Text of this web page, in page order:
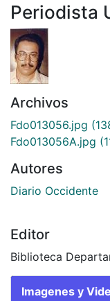
Periodista
Archivos
Fdo013056.jpg
Fdo013056A.jpg
Autores
Diario Occidente
Editor
Biblioteca
Imagenes y